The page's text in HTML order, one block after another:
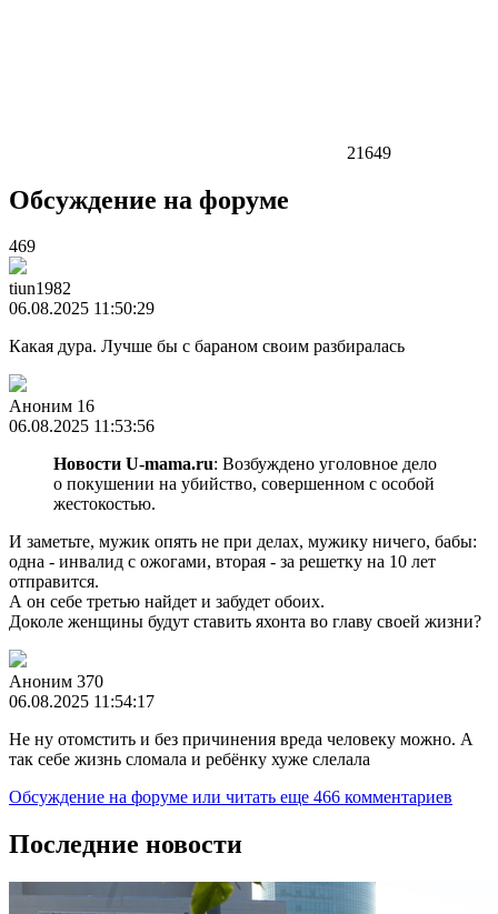
21649
Обсуждение на форуме
469
tiun1982
06.08.2025 11:50:29
Какая дура. Лучше бы с бараном своим разбиралась
Аноним 16
06.08.2025 11:53:56
Новости U-mama.ru: Возбуждено уголовное дело
о покушении на убийство, совершенном с особой
жестокостью.
И заметьте, мужик опять не при делах, мужику ничего, бабы:
одна - инвалид с ожогами, вторая - за решетку на 10 лет
отправится.
А он себе третью найдет и забудет обоих.
Доколе женщины будут ставить яхонта во главу своей жизни?
Аноним 370
06.08.2025 11:54:17
Не ну отомстить и без причинения вреда человеку можно. А
так себе жизнь сломала и ребёнку хуже слелала
Обсуждение на форуме или читать еще 466 комментариев
Последние новости